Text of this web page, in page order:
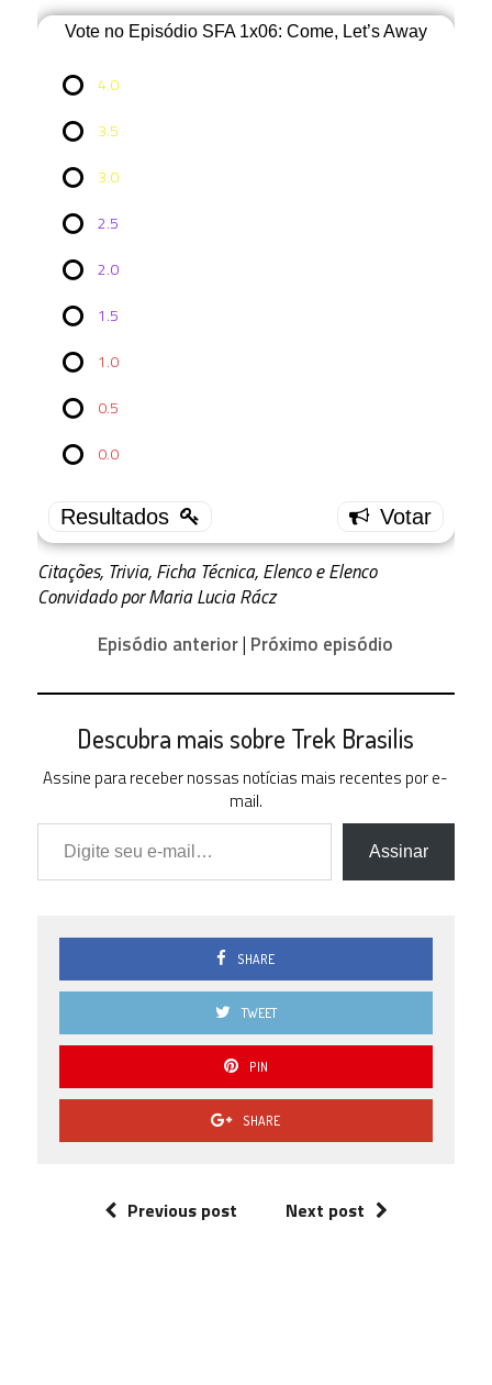
Vote no Episódio SFA 1x06: Come, Let’s Away
4.0
3.5
3.0
2.5
2.0
1.5
1.0
0.5
0.0
17 (
21.52 % )
3.0
% )
5 ( 6.33
2.0
% )
0 ( 0 % )
0 ( 0 % )
0.0
6 ( 7.59
% )
Citações, Trivia, Ficha Técnica, Elenco e Elenco
Convidado por Maria Lucia Rácz
Episódio anterior| Próximo episódio
Descubra mais sobre Trek Brasilis
Assine para receber nossas notícias mais recentes por e-
mail.
Digite seu e-mail…
Assinar
SHARE
TWEET
PIN
SHARE
Previous post Next post